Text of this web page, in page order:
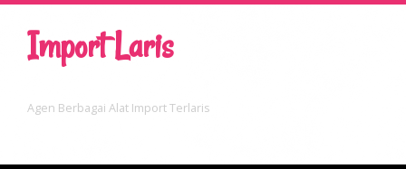
Import Laris
Agen Berbagai Alat Import Terlaris